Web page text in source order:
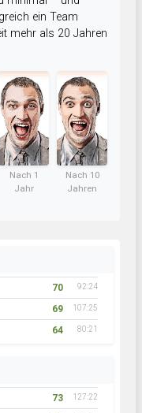
ein Team
mehr als 20 Jahren
Nach 1
Jahr
Nach 10
Jahren
70 92:24
69 107:25
64 80:21
73 127:22